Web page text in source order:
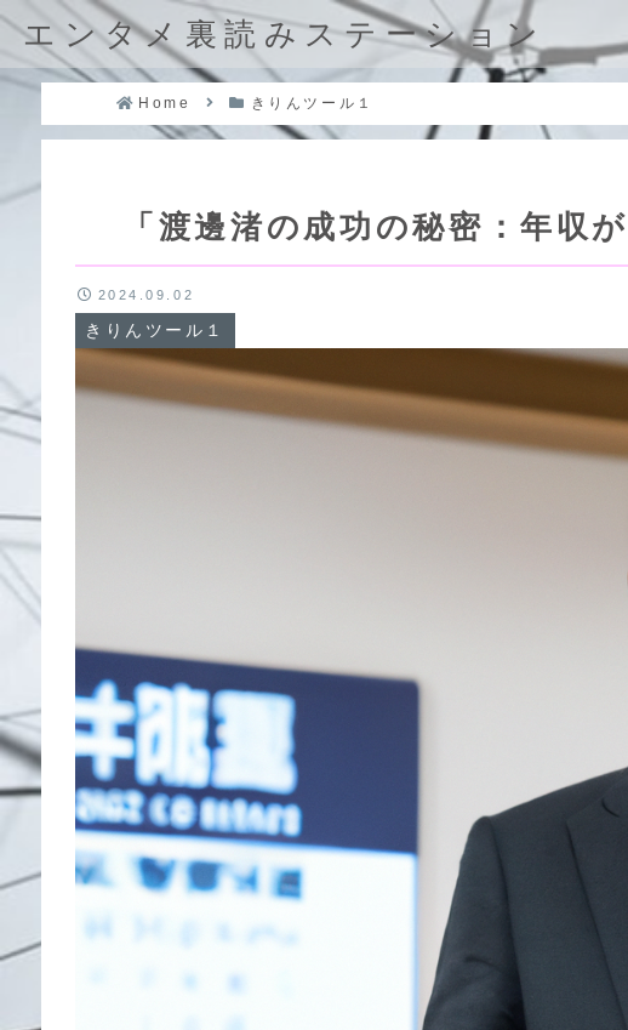
エンタメ裏読みステーション
Home きりんツール１
「渡邊渚の成功の秘密：年収
きりんツール１
2024.09.02